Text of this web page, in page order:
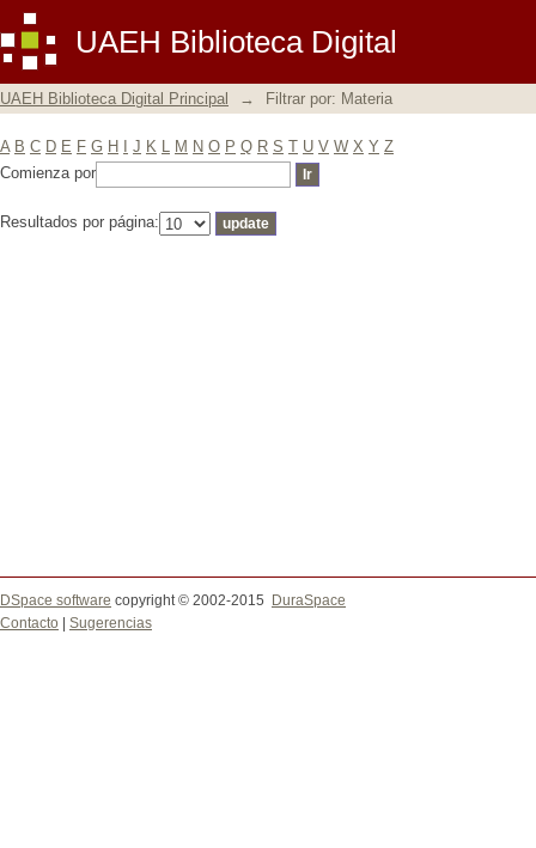
UAEH Biblioteca Digital
Filtrar por: Materia
UAEH Biblioteca Digital Principal → Filtrar por: Materia
A B C D E F G H J K L M N O P Q R S T U V W X Y Z
Comienza por
Resultados por página:
DSpace software copyright © 2002-2015
DuraSpace
Contacto
Sugerencias